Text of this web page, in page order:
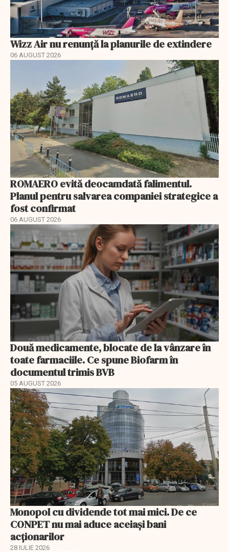
Wizz Air nu renunță la planurile de extindere
06 AUGUST 2026
ROMAERO evită deocamdată falimentul.
Planul pentru salvarea companiei strategice a
fost confirmat
06 AUGUST 2026
Două medicamente, blocate de la vânzare în
toate farmaciile. Ce spune Biofarm în
documentul trimis BVB
05 AUGUST 2026
Monopol cu dividende tot mai mici. De ce
CONPET nu mai aduce aceiași bani
acționarilor
28 IULIE 2026